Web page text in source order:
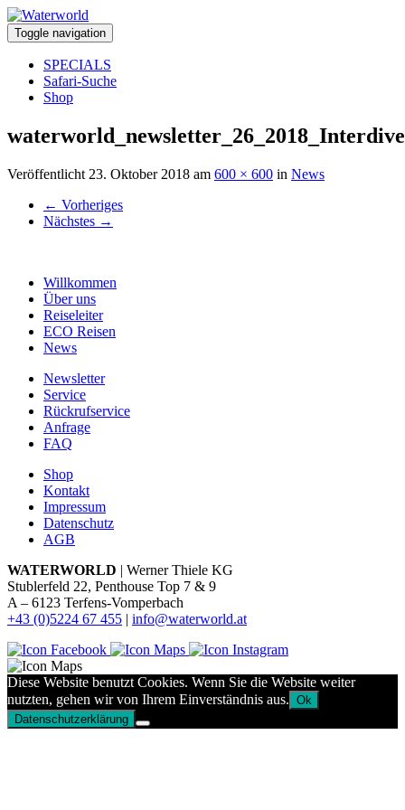
Toggle navigation
SPECIALS
Safari-Suche
Shop
waterworld_newsletter_26_2018_Interdive
Veröffentlicht 23. Oktober 2018 am 600 × 600 in News
← Vorheriges
Nächstes →
Willkommen
Über uns
Reiseleiter
ECO Reisen
News
Newsletter
Service
Rückrufservice
Anfrage
FAQ
Shop
Kontakt
Impressum
Datenschutz
AGB
WATERWORLD | Werner Thiele KG
Stublerfeld 22, Penthouse Top 7 & 9
A – 6123 Terfens-Vomperbach
+43 (0)5224 67 455 | info@waterworld.at
Diese Website benutzt Cookies. Wenn Sie die Website weiter
nutzten, gehen wir von Ihrem Einverständnis aus. Ok
Datenschutzerklärung